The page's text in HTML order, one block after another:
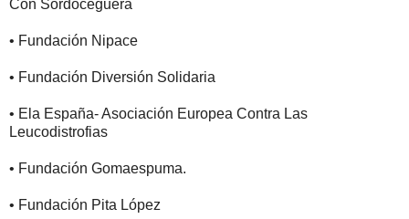
Con Sordoceguera
• Fundación Nipace
• Fundación Diversión Solidaria
• Ela España- Asociación Europea Contra Las
Leucodistrofias
• Fundación Gomaespuma.
• Fundación Pita López